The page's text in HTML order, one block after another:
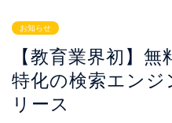
お知らせ
【教育業界初】
特化の検索エンジ
リース